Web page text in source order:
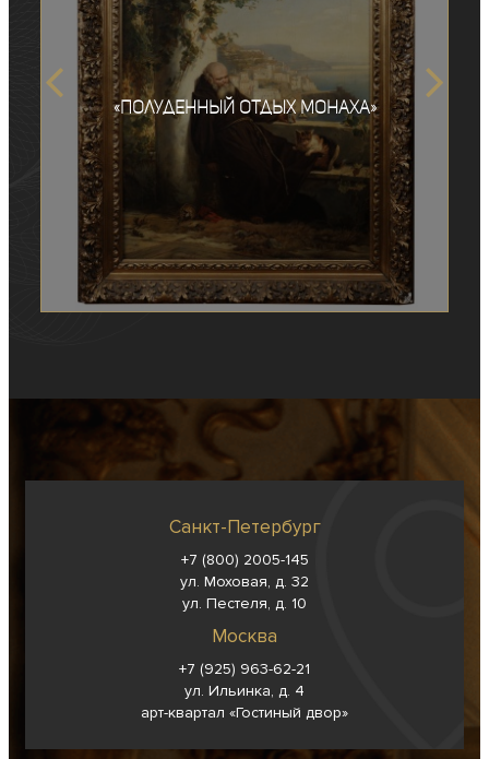
«Полуденный отдых монаха»
Санкт-Петербург
+7 (800) 2005-145
ул. Моховая, д. 32
ул. Пестеля, д. 10
Москва
+7 (925) 963-62-21
ул. Ильинка, д. 4
арт-квартал «Гостиный двор»